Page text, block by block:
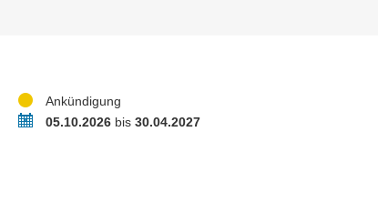
StatusAnkündigung
Zeitraum05.10.2026 bis30.04.2027